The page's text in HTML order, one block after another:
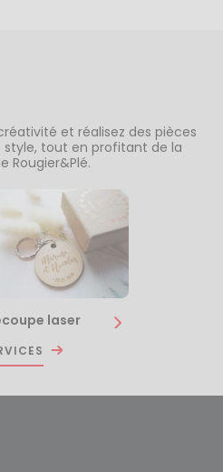
et réalisez des pièces
tout en profitant de la
Rougier&Plé.
laser